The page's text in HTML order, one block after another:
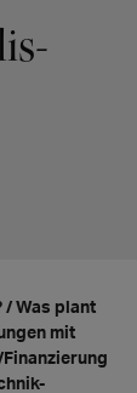
/ Was plant
mit